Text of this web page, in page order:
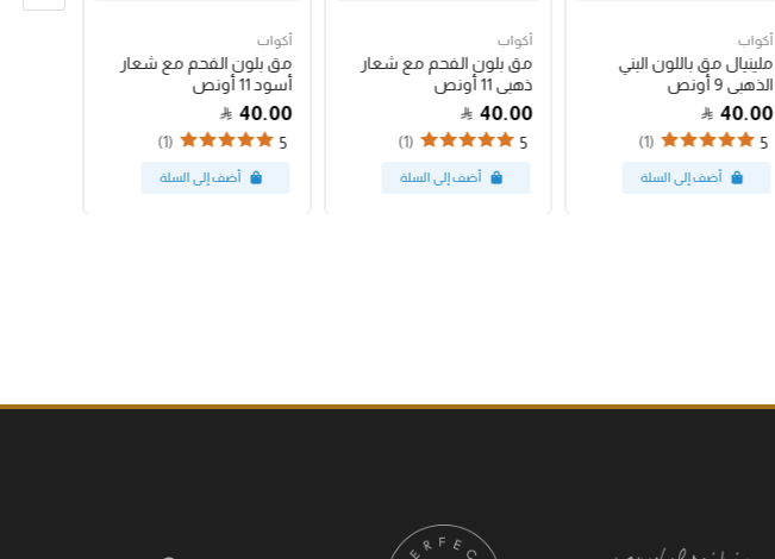
أكواب
ملينيال مق باللون البني
الذهبي 9 أونص
40.00
5
(1)
أكواب
مق بلون الفحم مع شعار
ذهبي 11 أونص
40.00
5
(1)
أكواب
مق بلون الفحم مع شعار
أسود 11 أونص
40.00
5
(1)